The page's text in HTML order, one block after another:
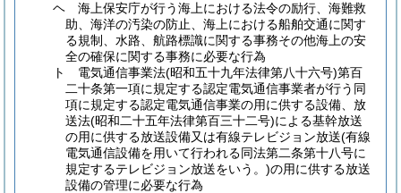
ヘ 海上保安庁が行う海上における法令の励行、海難救
助、海洋の汚染の防止、海上における船舶交通に関す
る規制、水路、航路標識に関する事務その他海上の安
全の確保に関する事務に必要な行為
ト 電気通信事業法(昭和五十九年法律第八十六号)第百
二十条第一項に規定する認定電気通信事業者が行う同
項に規定する認定電気通信事業の用に供する設備、放
送法(昭和二十五年法律第百三十二号)による基幹放送
の用に供する放送設備又は有線テレビジョン放送(有線
電気通信設備を用いて行われる同法第二条第十八号に
規定するテレビジョン放送をいう。)の用に供する放送
設備の管理に必要な行為